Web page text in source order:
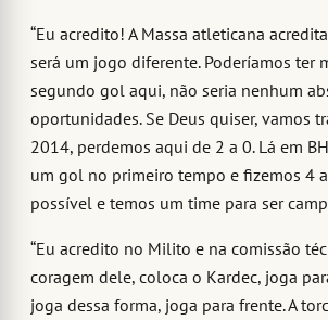
“Eu acredito! A Massa atleticana
será um jogo diferente. Poderíamos ter
segundo gol aqui, não seria nenhum
oportunidades. Se Deus quiser, vamos
2014, perdemos aqui de 2 a 0. Lá em
um gol no primeiro tempo e fizemos 4
possível e temos um time para ser
“Eu acredito no Milito e na comissão
coragem dele, coloca o Kardec, joga
joga dessa forma, joga para frente. A